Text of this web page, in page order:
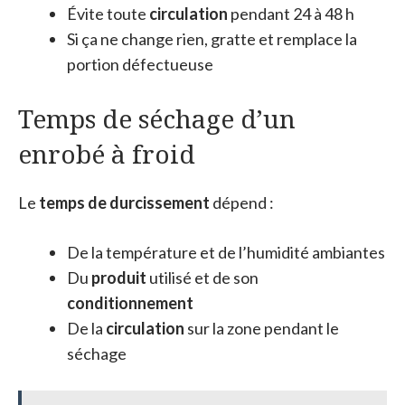
Évite toute circulation pendant 24 à 48 h
Si ça ne change rien, gratte et remplace la
portion défectueuse
Temps de séchage d’un
enrobé à froid
Le temps de durcissement dépend :
De la température et de l’humidité ambiantes
Du produit utilisé et de son
conditionnement
De la circulation sur la zone pendant le
séchage